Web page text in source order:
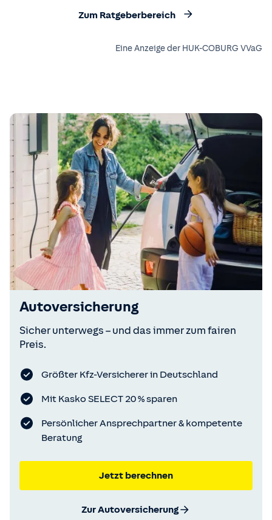
Zum Ratgeberbereich
Eine Anzeige der HUK-COBURG VVaG
Autoversicherung
Sicher unterwegs – und das immer zum fairen
Preis.
Größter Kfz-Versicherer in Deutschland
Mit Kasko SELECT 20 % sparen
Persönlicher Ansprechpartner & kompetente
Beratung
Jetzt berechnen
Zur Autoversicherung